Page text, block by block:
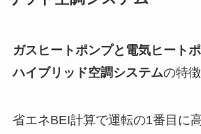
ガスヒートポンプと電気ヒート
ハイブリッド空調システムの特徴
省エネBEI計算で運転の1番目に